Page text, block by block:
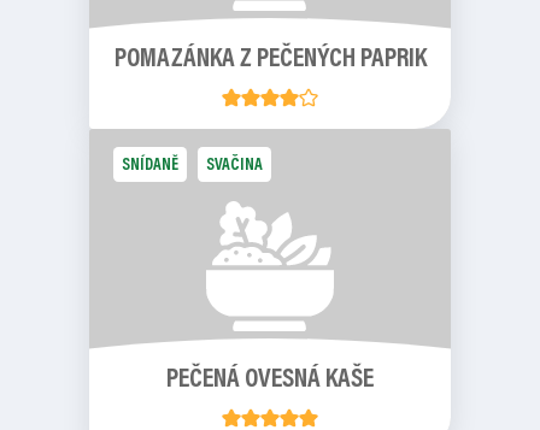
POMAZÁNKA Z PEČENÝCH PAPRIK
SNÍDANĚ SVAČINA
PEČENÁ OVESNÁ KAŠE